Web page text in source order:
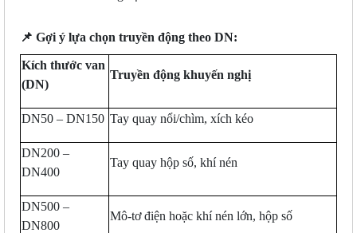
📌 Gợi ý lựa chọn truyền động theo DN:
Kích thước van
(DN)
Truyền động khuyến nghị
DN50 – DN150 Tay quay nổi/chìm, xích kéo
DN200 –
DN400
Tay quay hộp số, khí nén
DN500 –
DN800
Mô-tơ điện hoặc khí nén lớn, hộp số